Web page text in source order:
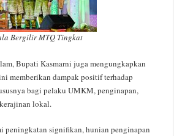
Bergilir MTQ Tingkat
Bupati Kasmarni juga mengungkapkan
memberikan dampak positif terhadap
bagi pelaku UMKM, penginapan,
lokal.
peningkatan signifikan, hunian penginapan